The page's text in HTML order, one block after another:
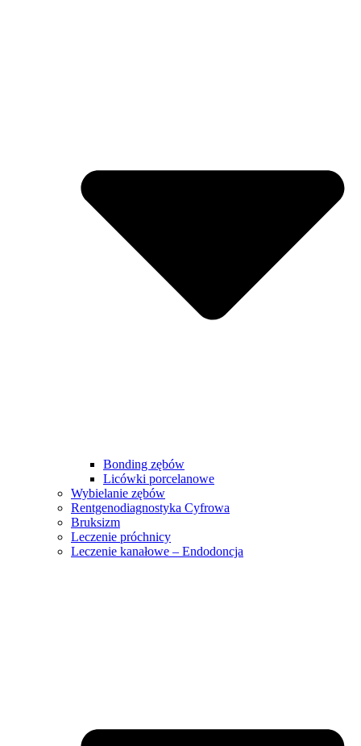
Bonding zębów
Licówki porcelanowe
Wybielanie zębów
Rentgenodiagnostyka Cyfrowa
Bruksizm
Leczenie próchnicy
Leczenie kanałowe – Endodoncja